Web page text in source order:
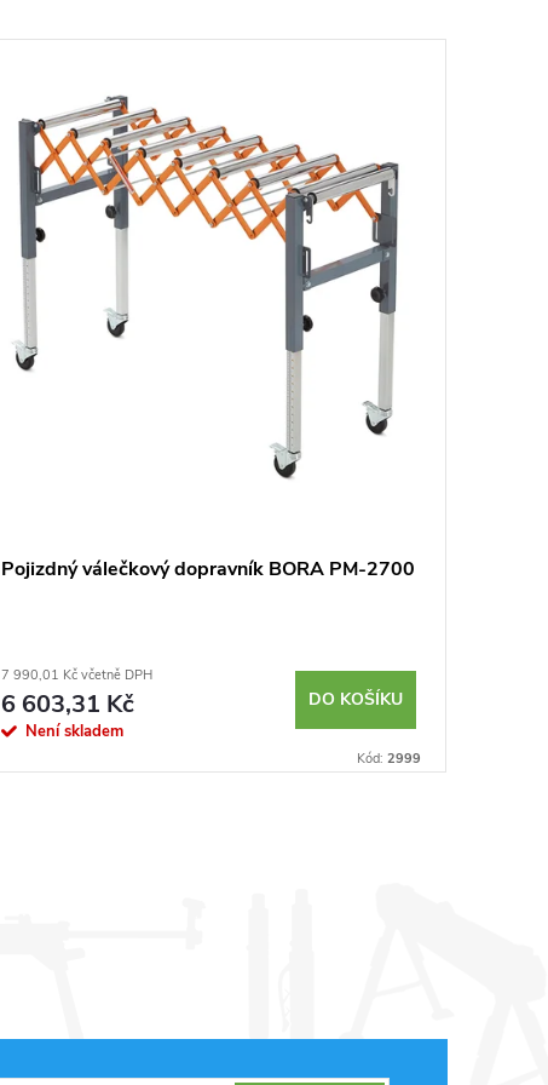
Pojizdný válečkový dopravník BORA PM-2700
7 990,01 Kč včetně DPH
6 603,31 Kč
Není skladem
DO KOŠÍKU
Kód: 2999